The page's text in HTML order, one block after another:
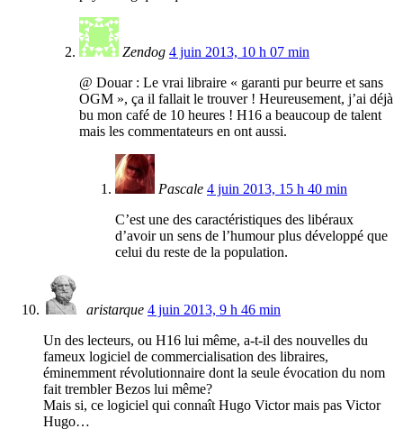
Zendog 4 juin 2013, 10 h 07 min
@ Douar : Le vrai libraire « garanti pur beurre et sans
OGM », ça il fallait le trouver ! Heureusement, j’ai déjà
bu mon café de 10 heures ! H16 a beaucoup de talent
mais les commentateurs en ont aussi.
Pascale 4 juin 2013, 15 h 40 min
C’est une des caractéristiques des libéraux
d’avoir un sens de l’humour plus développé que
celui du reste de la population.
aristarque 4 juin 2013, 9 h 46 min
Un des lecteurs, ou H16 lui même, a-t-il des nouvelles du
fameux logiciel de commercialisation des libraires,
éminemment révolutionnaire dont la seule évocation du nom
fait trembler Bezos lui même?
Mais si, ce logiciel qui connaît Hugo Victor mais pas Victor
Hugo…